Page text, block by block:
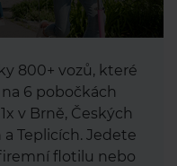
800+ vozů, které
6 pobočkách
v Brně, Českých
Teplicích. Jedete
flotilu nebo